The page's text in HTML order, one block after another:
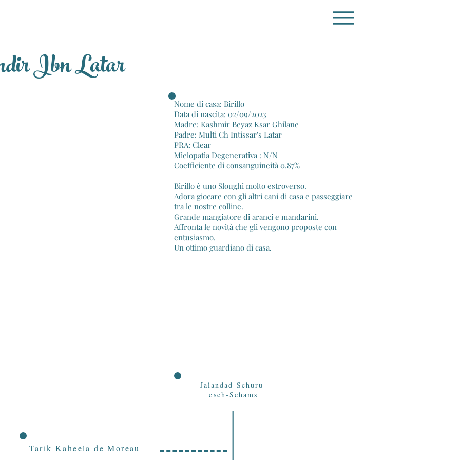
Ibn Latar
Nome di casa: Birillo
Data di nascita: 02/09/2023
Madre: Kashmir Beyaz Ksar Ghilane
Padre: Multi Ch Intissar's Latar
PRA: Clear
​Mielopatia Degenerativa : N/N
Coefficiente di consanguineità 0,87%
Birillo è uno Sloughi molto estroverso.
Adora giocare con gli altri cani di casa e passeggiare
tra le nostre colline.
Grande mangiatore di aranci e mandarini.
Affronta le novità che gli vengono proposte con
entusiasmo.
Un ottimo guardiano di casa.
Jalandad Schuru-
esch-Schams
Tarik Kaheela de Moreau